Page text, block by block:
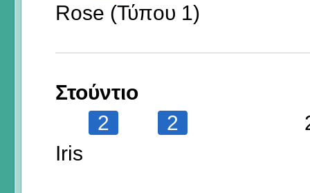
Rose (Τύπου 1)
Στούντιο
2
2
Iris